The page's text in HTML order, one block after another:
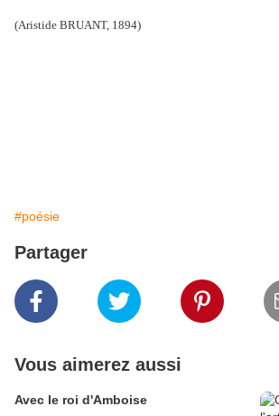
(Aristide BRUANT, 1894)
#poésie
Partager
Vous aimerez aussi
Avec le roi d'Amboise